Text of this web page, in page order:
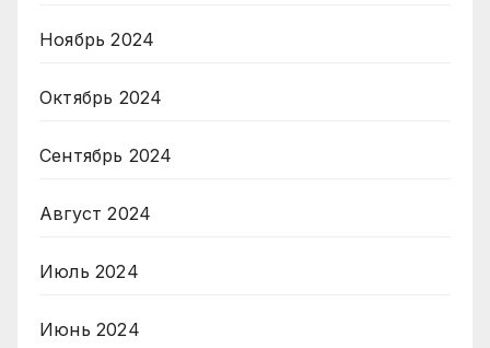
Ноябрь 2024
Октябрь 2024
Сентябрь 2024
Август 2024
Июль 2024
Июнь 2024